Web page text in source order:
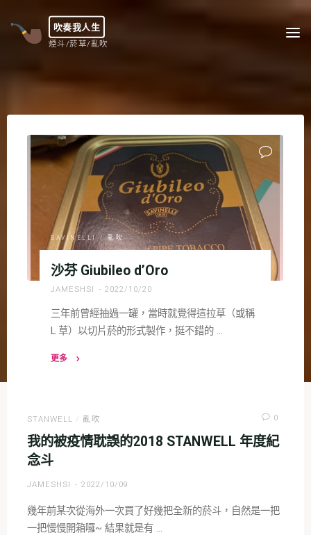
content
吹奏我人生
煙斗/菸草/亂吹
SAVINELLI / 亂吹
沙芬 Giubileo d’Oro
JAMESHSI 2022/10/20
三年前曾經抽過一罐，當時就覺得這拉草（或稱
L 草）以切片菸的形式製作，挺不錯的 …
更多
d’Oro"
STANWELL / 亂吹 0
我的被疫情耽誤的2018 STANWELL 年度紀
念斗
JAMESHSI 2022/10/09
幾年前某次從海外一次買了好幾把全新的菸斗，自然是一把
一把慢慢開箱囉~ 結果就是有 …